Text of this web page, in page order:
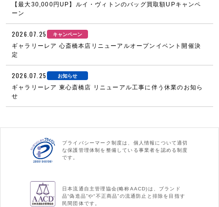
【最大30,000円UP】ルイ・ヴィトンのバッグ買取額UPキャンペ
ーン
2026.07.25 キャンペーン
ギャラリーレア 心斎橋本店リニューアルオープンイベント開催決
定
2026.07.25 お知らせ
ギャラリーレア 東心斎橋店 リニューアル工事に伴う休業のお知ら
せ
プライバシーマーク制度は、個人情報について適切
な保護管理体制を整備している事業者を認める制度
です。
日本流通自主管理協会(略称AACD)は、ブランド
品“偽造品”や“不正商品”の流通防止と排除を目指す
民間団体です。